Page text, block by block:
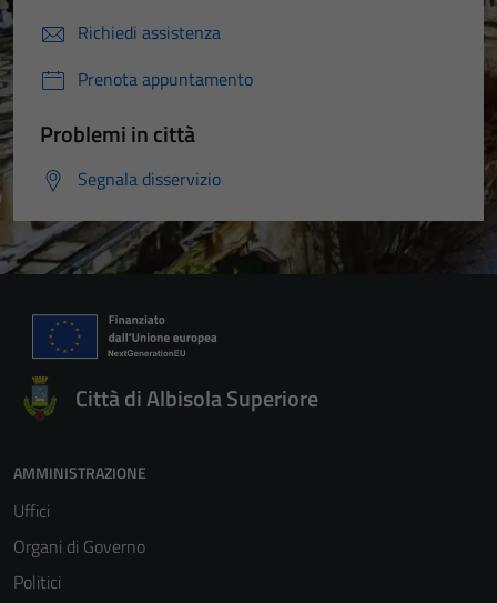
Richiedi assistenza
Prenota appuntamento
Problemi in città
Segnala disservizio
Città di Albisola Superiore
AMMINISTRAZIONE
Uffici
Organi di Governo
Politici